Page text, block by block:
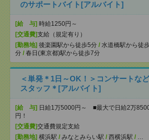
のサポートバイト[アルバイト]
[給 与] 時給1250円～
[交通費]支給（規定有り）
[勤務地] 後楽園駅から徒歩5分 / 水道橋駅から徒
分 / 春日(東京都)駅から徒歩7分
＜単発＊1日～OK！＞コンサートな
スタッフ＊[アルバイト]
[給 与] 日給1万5000円～ ■最大で日給2万
円！
[交通費]交通費規定支給
[勤務地] 横浜駅 / みなとみらい駅 / 西横浜駅 / …